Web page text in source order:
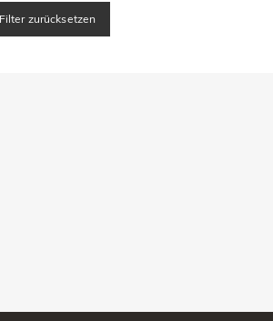
Filter zurücksetzen